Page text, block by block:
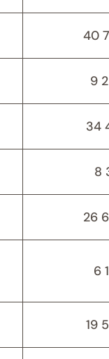
40
9
34
8
26
6
19